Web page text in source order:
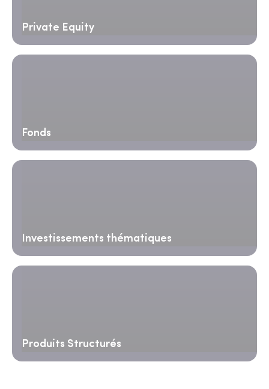
Private Equity
Fonds
Investissements thématiques
Produits Structurés